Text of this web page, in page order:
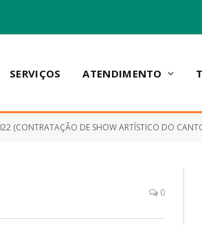
SERVIÇOS ATENDIMENTO
DE SHOW ARTÍSTICO DO CANTOR ZE VAQUEIRO, COMO ATRAÇÃO
0